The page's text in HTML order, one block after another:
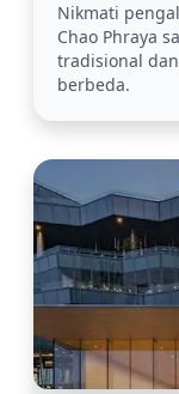
Nikmati
Chao Phraya
tradisional
berbeda.